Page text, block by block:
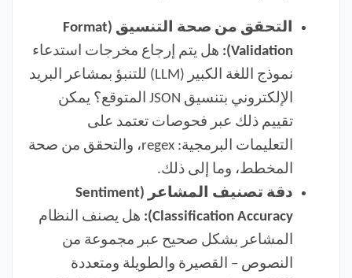
التحقق من صحة التنسيق (Format
Validation):
هل يتم إرجاع مخرجات استدعاء
نموذج اللغة الكبير (LLM) للتنبؤ بمشاعر البريد
الإلكتروني بتنسيق JSON المتوقع؟ يمكن
تقييم ذلك عبر فحوصات تعتمد على
التعليمات البرمجية: regex، والتحقق من صحة
المخطط، وما إلى ذلك.
دقة تصنيف المشاعر (Sentiment
Classification Accuracy):
هل يصنف النظام
المشاعر بشكل صحيح عبر مجموعة من
النصوص – القصيرة والطويلة ومتعددة